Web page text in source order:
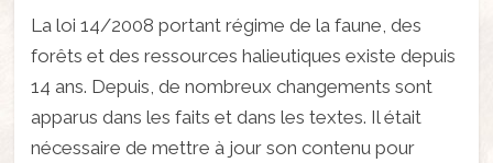
La loi 14/2008 portant régime de la faune, des
forêts et des ressources halieutiques existe depuis
14 ans. Depuis, de nombreux changements sont
apparus dans les faits et dans les textes. Il était
nécessaire de mettre à jour son contenu pour